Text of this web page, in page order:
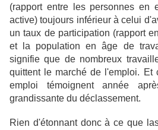
(rapport entre les personnes en
active) toujours inférieur à celui
un taux de participation (rapport
et la population en âge de
signifie que de nombreux
quittent le marché de l'emploi. Et
emploi témoignent année
grandissante du déclassement.
Rien d'étonnant donc à ce que